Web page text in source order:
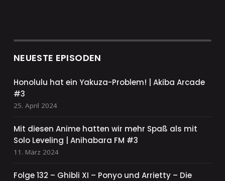
NEUESTE EPISODEN
Honolulu hat ein Yakuza-Problem! | Akiba Arcade
#3
25. April 2024
Mit diesen Anime hatten wir mehr Spaß als mit
Solo Leveling | Anihabara FM #3
11. März 2024
Folge 132 – Ghibli XI – Ponyo und Arrietty – Die